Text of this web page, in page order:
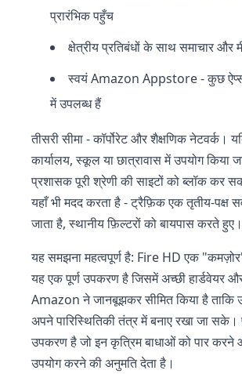
प्रारंभिक पहुँच
क्षेत्रीय प्रतिबंधों के साथ समाचार और
स्वयं Amazon Appstore - कुछ
में उपलब्ध हैं
तीसरी सीमा - कॉर्पोरेट और शैक्षणिक नेटवर्क।
कार्यालय, स्कूल या छात्रावास में उपयोग किया
प्रशासक पूरी श्रेणी की साइटों को ब्लॉक कर
यहाँ भी मदद करता है - ट्रैफ़िक एक तृतीय-पक्ष
जाता है, स्थानीय फ़िल्टरों को बायपास करते हुए।
यह समझना महत्वपूर्ण है: Fire HD एक
यह एक पूर्ण उपकरण है जिसमें अच्छी हार्डवेयर
Amazon ने जानबूझकर सीमित किया है ताकि
अपने पारिस्थितिकी तंत्र में बनाए रखा जा सके।
उपकरण है जो इन कृत्रिम बाधाओं को पार करने
उपयोग करने की अनुमति देता है।